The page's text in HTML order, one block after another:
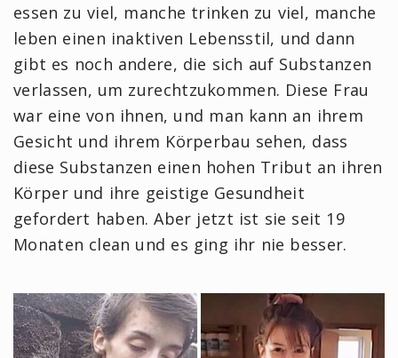
essen zu viel, manche trinken zu viel, manche
leben einen inaktiven Lebensstil, und dann
gibt es noch andere, die sich auf Substanzen
verlassen, um zurechtzukommen. Diese Frau
war eine von ihnen, und man kann an ihrem
Gesicht und ihrem Körperbau sehen, dass
diese Substanzen einen hohen Tribut an ihren
Körper und ihre geistige Gesundheit
gefordert haben. Aber jetzt ist sie seit 19
Monaten clean und es ging ihr nie besser.